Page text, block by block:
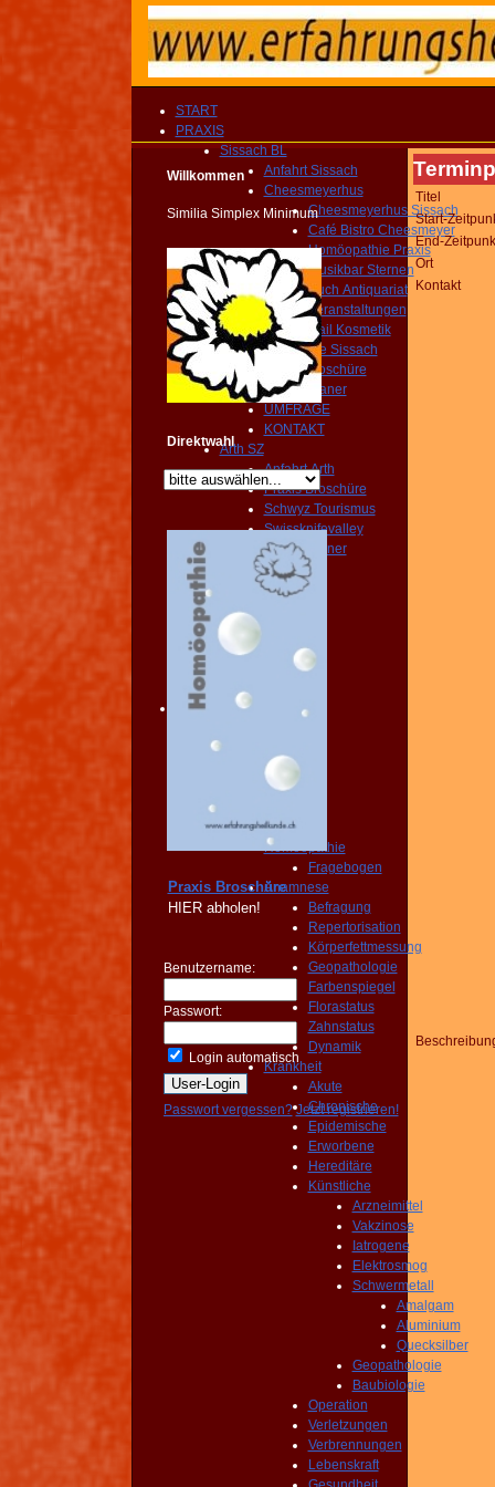
START
PRAXIS
Sissach BL
Anfahrt Sissach
Cheesmeyerhus
Cheesmeyerhus Sissach
Café Bistro Cheesmeyer
Homöopathie Praxis
Musikbar Sternen
Buch Antiquariat
Veranstaltungen
Nail Kosmetik
Gemeinde Sissach
Praxis Broschüre
Routenplaner
UMFRAGE
KONTAKT
Arth SZ
Anfahrt Arth
Praxis Broschüre
Schwyz Tourismus
Swissknifevalley
Routenplaner
KONTAKT
Erreichbarkeit
Fragebogen
Broschüre
Person
KONTAKT
Angebot
PRAXIS
Homöopathie
Diagnose
PRAXIS
Homöopathie
Fragebogen
Anamnese
Befragung
Repertorisation
Körperfettmessung
Geopathologie
Farbenspiegel
Florastatus
Zahnstatus
Dynamik
Krankheit
Akute
Chronische
Epidemische
Erworbene
Hereditäre
Künstliche
Arzneimittel
Vakzinose
Iatrogene
Elektrosmog
Schwermetall
Amalgam
Aluminium
Quecksilber
Geopathologie
Baubiologie
Operation
Verletzungen
Verbrennungen
Lebenskraft
Willkommen
Similia Simplex Minimum
Direktwahl
Praxis Broschüre
HIER abholen!
Benutzername:
Passwort:
Login automatisch
Passwort vergessen? Jetzt registrieren!
Titel
Start-
End-
Ort
Kontakt